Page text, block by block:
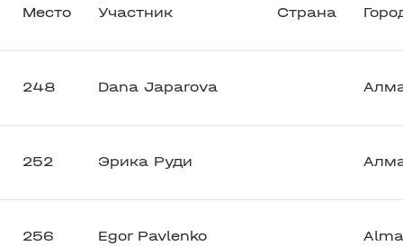
Место Участник Страна
248 Dana Japarova
252 Эрика Руди
256 Egor Pavlenko